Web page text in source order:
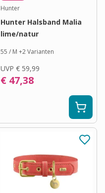
Hunter
Hunter Halsband Malia
lime/natur
55 / M +2Varianten
UVP € 59,99
€ 47,38